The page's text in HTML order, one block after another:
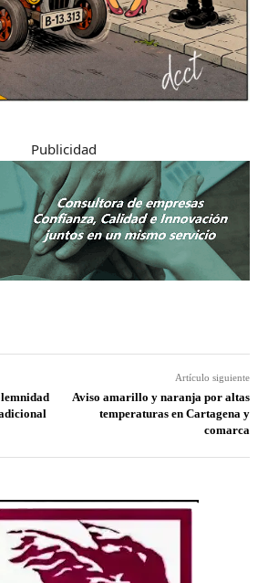
Publicidad
Artículo siguiente
Aviso amarillo y naranja por altas
temperaturas en Cartagena y
comarca